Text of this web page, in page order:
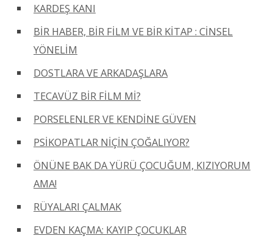
KARDEŞ KANI
BİR HABER, BİR FİLM VE BİR KİTAP : CİNSEL
YÖNELİM
DOSTLARA VE ARKADAŞLARA
TECAVÜZ BİR FİLM Mİ?
PORSELENLER VE KENDİNE GÜVEN
PSİKOPATLAR NİÇİN ÇOĞALIYOR?
ÖNÜNE BAK DA YÜRÜ ÇOCUĞUM, KIZIYORUM
AMA!
RÜYALARI ÇALMAK
EVDEN KAÇMA: KAYIP ÇOCUKLAR